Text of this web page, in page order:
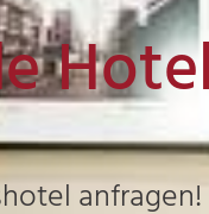
anfragen!